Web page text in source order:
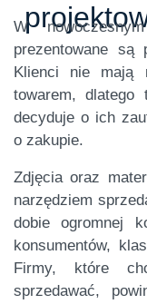
W
prezentowane są
Klienci nie mają
towarem,
decyduje o ich
o zakupie.
Zdjęcia oraz
narzędziem
dobie ogromnej
konsumentów,
Firmy, które
sprzedawać,